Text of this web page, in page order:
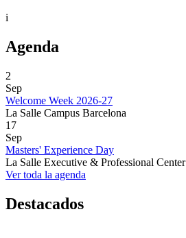
i
Agenda
2
Sep
Welcome Week 2026-27
La Salle Campus Barcelona
17
Sep
Masters' Experience Day
La Salle Executive & Professional Center
Ver toda la agenda
Destacados